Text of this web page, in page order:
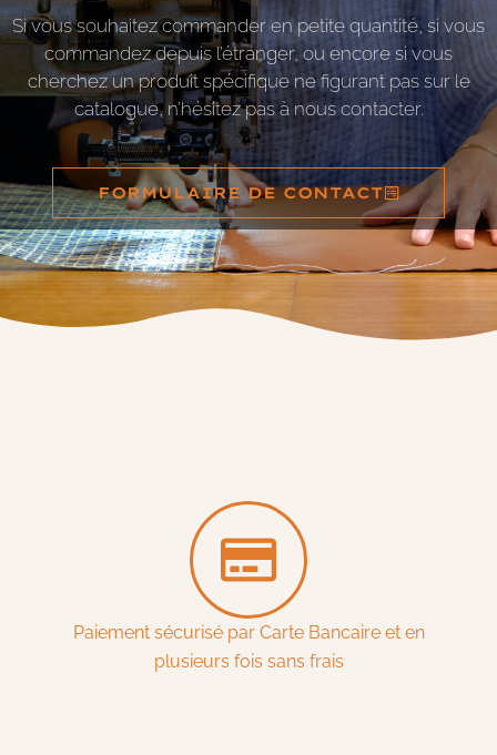
Si vous souhaitez commander en petite quantité, si vous
commandez depuis l’étranger, ou encore si vous
cherchez un produit spécifique ne figurant pas sur le
catalogue, n’hésitez pas à nous contacter.
FORMULAIRE DE CONTACT
Paiement sécurisé par Carte Bancaire et en
plusieurs fois sans frais